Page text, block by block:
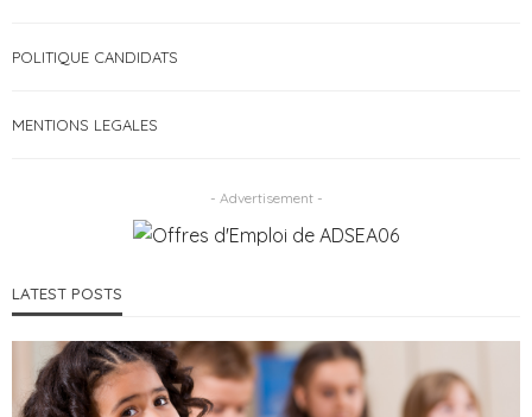
POLITIQUE CANDIDATS
MENTIONS LEGALES
- Advertisement -
LATEST POSTS